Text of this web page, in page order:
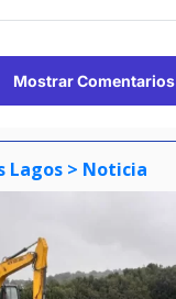
Mostrar Comentarios
Lagos > Noticia